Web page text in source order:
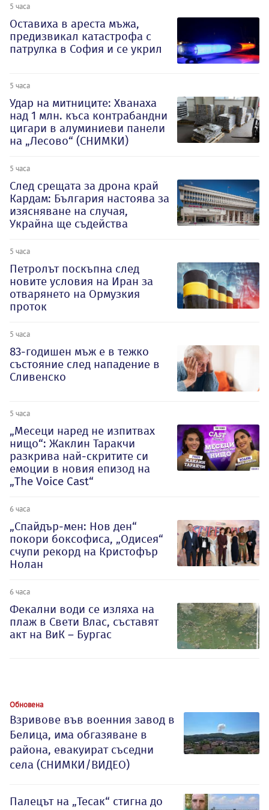
5 часа
Оставиха в ареста мъжа,
предизвикал катастрофа с
патрулка в София и се укрил
5 часа
Удар на митниците: Хванаха
над 1 млн. къса контрабандни
цигари в алуминиеви панели
на „Лесово“ (СНИМКИ)
5 часа
След срещата за дрона край
Кардам: България настоява за
изясняване на случая,
Украйна ще съдейства
5 часа
Петролът поскъпна след
новите условия на Иран за
отварянето на Ормузкия
проток
5 часа
83-годишен мъж е в тежко
състояние след нападение в
Сливенско
5 часа
„Месеци наред не изпитвах
нищо“: Жаклин Таракчи
разкрива най-скритите си
емоции в новия епизод на
„The Voice Cast“
6 часа
„Спайдър-мен: Нов ден“
покори боксофиса, „Одисея“
счупи рекорд на Кристофър
Нолан
6 часа
Фекални води се изляха на
плаж в Свети Влас, съставят
акт на ВиК – Бургас
Обновена
Взривове във военния завод в
Белица, има обгазяване в
района, евакуират съседни
села (СНИМКИ/ВИДЕО)
Палецът на „Тесак“ стигна до